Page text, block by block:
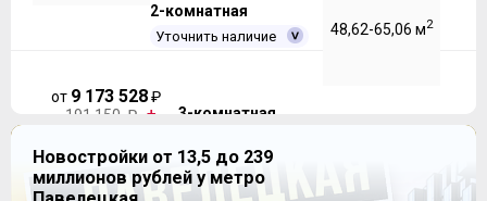
2-комнатная
Уточнить наличие 48,62-65,06 м2
от 9 173 528₽
~ 191 150 ₽
динамика цен
3-комнатная
от11 681 300
~ 192 143 ₽
Новостройки от 13,5 до 239
миллионов рублей у метро